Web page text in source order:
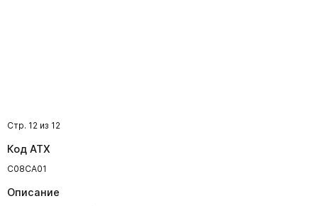
Стр. 12 из 12
Код АТХ
C08CA01
Описание